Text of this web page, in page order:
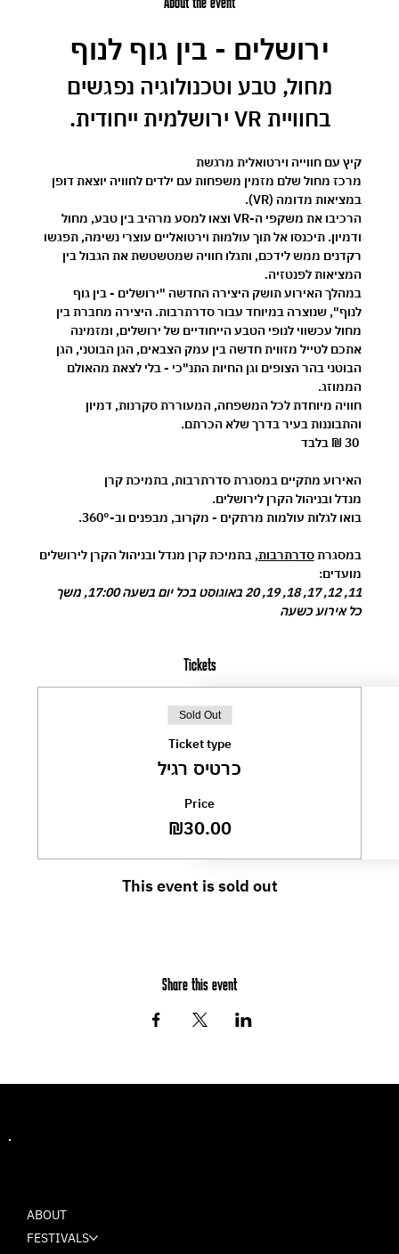
ירושלים - בין גוף לנוף
מחול, טבע וטכנולוגיה נפגשים
בחוויית VR ירושלמית ייחודית.
קיץ עם חווייה וירטואלית מרגשת
מרכז מחול שלם מזמין משפחות עם ילדים לחוויה יוצאת דופן
במציאות מדומה (VR).
הרכיבו את משקפי ה-VR וצאו למסע מרהיב בין טבע, מחול
ודמיון. תיכנסו אל תוך עולמות וירטואליים עוצרי נשימה, תפגשו
רקדנים ממש לידכם, ותגלו חוויה שמטשטשת את הגבול בין
המציאות לפנטזיה.
במהלך האירוע תושק היצירה החדשה "ירושלים - בין גוף
לנוף", שנוצרה במיוחד עבור סדרתרבות. היצירה מחברת בין
מחול עכשווי לנופי הטבע הייחודיים של ירושלים, ומזמינה
אתכם לטייל מזווית חדשה בין עמק הצבאים, הגן הבוטני, הגן
הבוטני בהר הצופים וגן החיות התנ"כי - בלי לצאת מהאולם
הממוזג.
חוויה מיוחדת לכל המשפחה, המעוררת סקרנות, דמיון
והתבוננות בעיר בדרך שלא הכרתם.
30 ₪ בלבד
האירוע מתקיים במסגרת סדרתרבות, בתמיכת קרן
מנדל ובניהול הקרן לירושלים.
בואו לגלות עולמות מרתקים - מקרוב, מבפנים וב-360°.
במסגרת סדרתרבות, בתמיכת קרן מנדל ובניהול הקרן לירושלים
מועדים:
11, 12, 17, 18, 19, 20 באוגוסט בכל יום בשעה 17:00, משך
כל אירוע כשעה
Tickets
Sold Out
Ticket type
כרטיס רגיל
Price
₪30.00
This event is sold out
Share this event
ABOUT
FESTIVALS